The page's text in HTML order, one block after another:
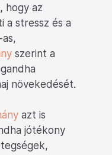
hogy az
a stressz és a
szerint a
növekedését.
azt is
jótékony